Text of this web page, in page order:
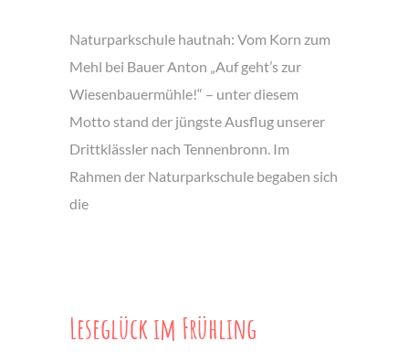
Naturparkschule hautnah: Vom Korn zum
Mehl bei Bauer Anton „Auf geht’s zur
Wiesenbauermühle!“ – unter diesem
Motto stand der jüngste Ausflug unserer
Drittklässler nach Tennenbronn. Im
Rahmen der Naturparkschule begaben sich
die
Leseglück im Frühling